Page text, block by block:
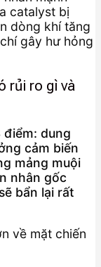
catalyst bị
dòng khí tăng
gây hư hỏng
rủi ro gì và
điểm: dung
cảm biến
mảng muội
nhân gốc
bẩn lại rất
về mặt chiến